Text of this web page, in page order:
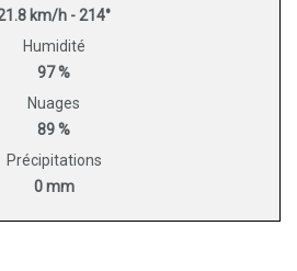
km/h - 214°
Humidité
97 %
Nuages
89 %
Précipitations
0 mm